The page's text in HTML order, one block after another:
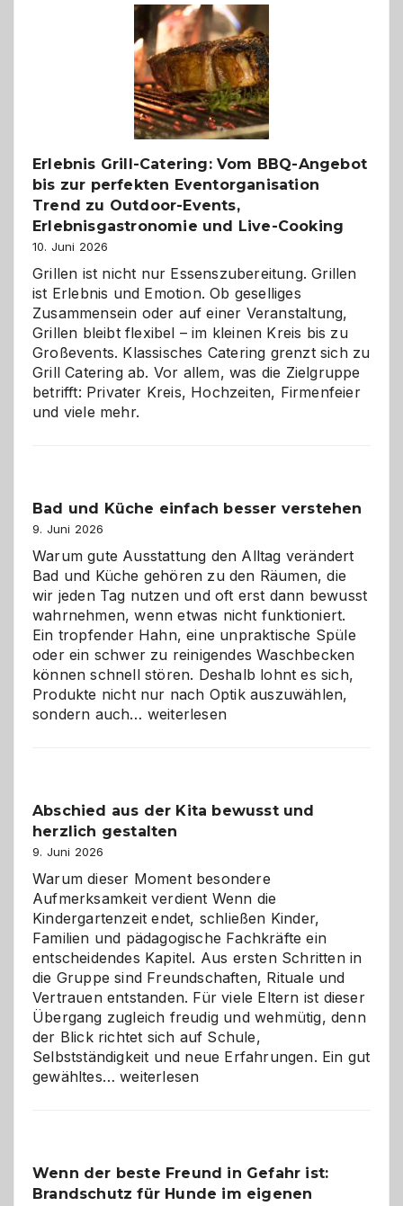
–
die
Gelegenheit,
neue
Reiseziele
zu
entdecken
Erlebnis Grill-Catering: Vom BBQ-Angebot
bis zur perfekten Eventorganisation
Trend zu Outdoor-Events,
Erlebnisgastronomie und Live-Cooking
10. Juni 2026
Grillen ist nicht nur Essenszubereitung. Grillen
ist Erlebnis und Emotion. Ob geselliges
Zusammensein oder auf einer Veranstaltung,
Grillen bleibt flexibel – im kleinen Kreis bis zu
Großevents. Klassisches Catering grenzt sich zu
Grill Catering ab. Vor allem, was die Zielgruppe
betrifft: Privater Kreis, Hochzeiten, Firmenfeier
und viele mehr.
Bad und Küche einfach besser verstehen
9. Juni 2026
Warum gute Ausstattung den Alltag verändert
Bad und Küche gehören zu den Räumen, die
wir jeden Tag nutzen und oft erst dann bewusst
wahrnehmen, wenn etwas nicht funktioniert.
Ein tropfender Hahn, eine unpraktische Spüle
oder ein schwer zu reinigendes Waschbecken
können schnell stören. Deshalb lohnt es sich,
Produkte nicht nur nach Optik auszuwählen,
sondern auch… Bad
verstehen
weiterlesen
Abschied aus der Kita bewusst und
herzlich gestalten
9. Juni 2026
Warum dieser Moment besondere
Aufmerksamkeit verdient Wenn die
Kindergartenzeit endet, schließen Kinder,
Familien und pädagogische Fachkräfte ein
entscheidendes Kapitel. Aus ersten Schritten in
die Gruppe sind Freundschaften, Rituale und
Vertrauen entstanden. Für viele Eltern ist dieser
Übergang zugleich freudig und wehmütig, denn
der Blick richtet sich auf Schule,
Selbstständigkeit und neue Erfahrungen. Ein gut
gewähltes…Abschied
und
herzlich
weiterlesen
Wenn der beste Freund in Gefahr ist:
Brandschutz für Hunde im eigenen